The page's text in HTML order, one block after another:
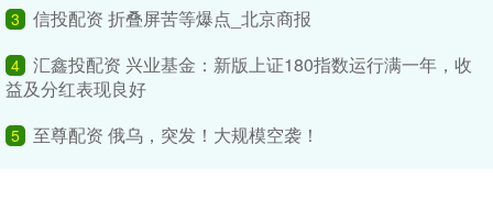
3 信投配资 折叠屏苦等爆点_北京商报
4 汇鑫投配资 兴业基金：新版上证180指数运行满一年，收
益及分红表现良好
5 至尊配资 俄乌，突发！大规模空袭！